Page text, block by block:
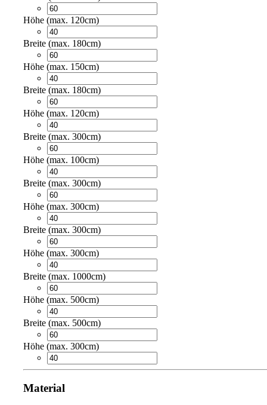
Höhe (max. 120cm)
Breite (max. 180cm)
Höhe (max. 150cm)
Breite (max. 180cm)
Höhe (max. 120cm)
Breite (max. 300cm)
Höhe (max. 100cm)
Breite (max. 300cm)
Höhe (max. 300cm)
Breite (max. 300cm)
Höhe (max. 300cm)
Breite (max. 1000cm)
Höhe (max. 500cm)
Breite (max. 500cm)
Höhe (max. 300cm)
Material